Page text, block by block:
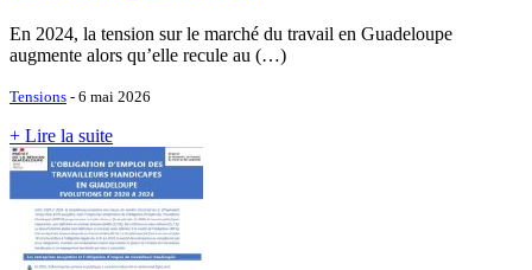
En 2024, la tension sur le marché du travail en Guadeloupe
augmente alors qu’elle recule au (…)
Tensions - 6 mai 2026
+ Lire la suite